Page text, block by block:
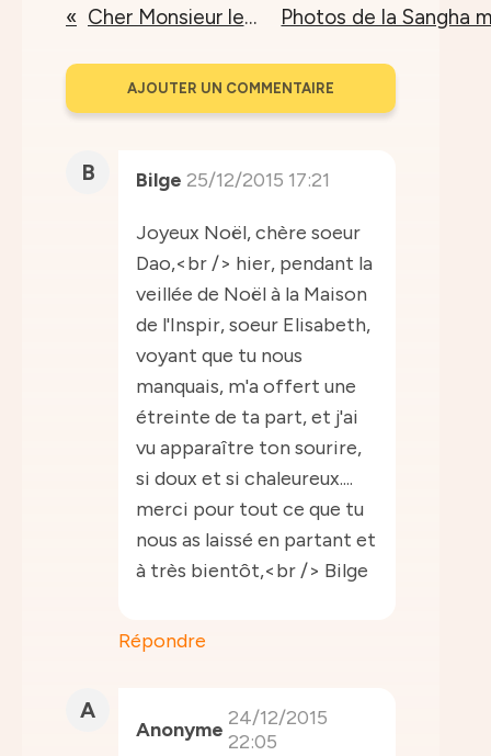
Cher Monsieur le Président,
AJOUTER UN COMMENTAIRE
B Bilge 25/12/2015 17:21
Joyeux Noël, chère soeur
Dao,<br /> hier, pendant la
veillée de Noël à la Maison
de l'Inspir, soeur Elisabeth,
voyant que tu nous
manquais, m'a offert une
étreinte de ta part, et j'ai
vu apparaître ton sourire,
si doux et si chaleureux....
merci pour tout ce que tu
nous as laissé en partant et
à très bientôt,<br /> Bilge
Répondre
A
Anonyme 24/12/2015
22:05